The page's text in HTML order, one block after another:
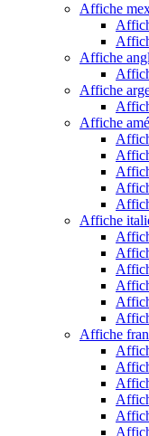
Affiche
Affiche
Affiche
Affiche
Affiche
Affiche